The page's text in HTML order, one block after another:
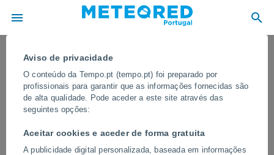
Aviso de privacidade
O conteúdo da Tempo.pt (tempo.pt) foi preparado por
profissionais para garantir que as informações fornecidas são
de alta qualidade. Pode aceder a este site através das
seguintes opções:
Aceitar cookies e aceder de forma gratuita
A publicidade digital personalizada, baseada em informações